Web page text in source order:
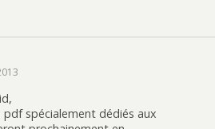
pdf spécialement dédiés aux